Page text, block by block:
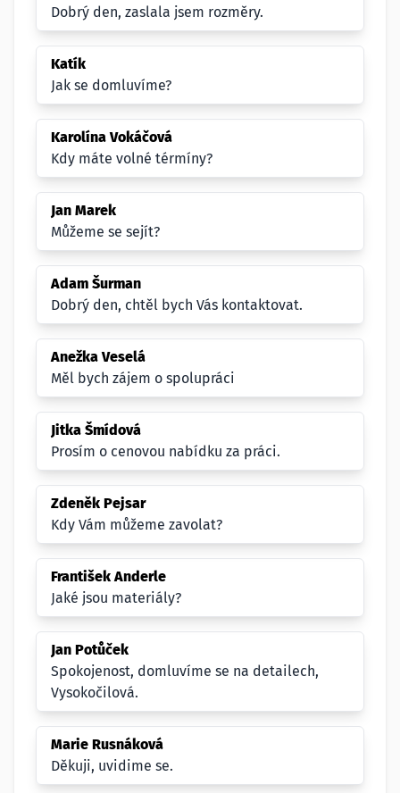
Dobrý den, zaslala jsem rozměry.
Katík
Jak se domluvíme?
Karolína Vokáčová
Kdy máte volné térmíny?
Jan Marek
Můžeme se sejít?
Adam Šurman
Dobrý den, chtěl bych Vás kontaktovat.
Anežka Veselá
Měl bych zájem o spolupráci
Jitka Šmídová
Prosím o cenovou nabídku za práci.
Zdeněk Pejsar
Kdy Vám můžeme zavolat?
František Anderle
Jaké jsou materiály?
Jan Potůček
Spokojenost, domluvíme se na detailech,
Vysokočilová.
Marie Rusnáková
Děkuji, uvidime se.